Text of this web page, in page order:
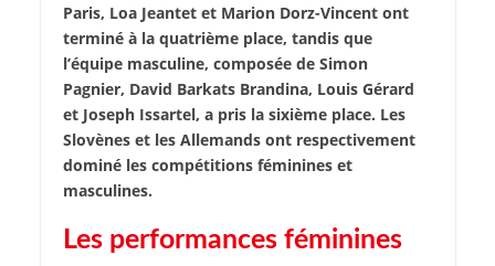
Paris, Loa Jeantet et Marion Dorz-Vincent ont
terminé à la quatrième place, tandis que
l’équipe masculine, composée de Simon
Pagnier, David Barkats Brandina, Louis Gérard
et Joseph Issartel, a pris la sixième place. Les
Slovènes et les Allemands ont respectivement
dominé les compétitions féminines et
masculines.
Les performances féminines